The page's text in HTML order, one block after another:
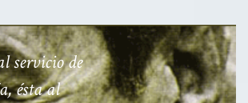
servicio de
ésta al